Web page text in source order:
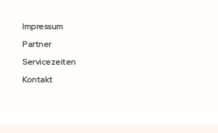
Impressum
Partner
Servicezeiten
Kontakt